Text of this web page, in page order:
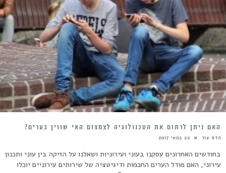
האם ניתן לרתום את הטכנולוגיה לצמצום האי שווין בערים?
הדס צור 22 במאי 2017
בחודשים האחרונים עסקנו בעוני ועירוניות ושאלנו על הזיקה בין עוני ותכנון
עירוני, האם מודל הערים החכמות ודיגיטציה של שירותים עירוניים יוכלו